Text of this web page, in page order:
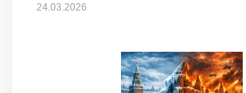
24.03.2026